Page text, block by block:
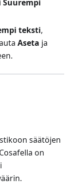
Suurempi
teksti,
Aseta ja
säätöjen
on